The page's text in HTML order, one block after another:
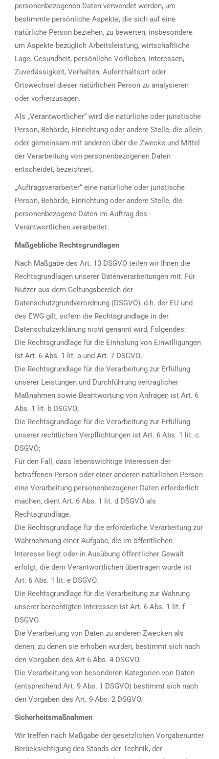
personenbezogenen Daten verwendet werden, um
bestimmte persönliche Aspekte, die sich auf eine
natürliche Person beziehen, zu bewerten, insbesondere
um Aspekte bezüglich Arbeitsleistung, wirtschaftliche
Lage, Gesundheit, persönliche Vorlieben, Interessen,
Zuverlässigkeit, Verhalten, Aufenthaltsort oder
Ortswechsel dieser natürlichen Person zu analysieren
oder vorherzusagen.
Als „Verantwortlicher“ wird die natürliche oder juristische
Person, Behörde, Einrichtung oder andere Stelle, die allein
oder gemeinsam mit anderen über die Zwecke und Mittel
der Verarbeitung von personenbezogenen Daten
entscheidet, bezeichnet.
„Auftragsverarbeiter“ eine natürliche oder juristische
Person, Behörde, Einrichtung oder andere Stelle, die
personenbezogene Daten im Auftrag des
Verantwortlichen verarbeitet.
Maßgebliche Rechtsgrundlagen
Nach Maßgabe des Art. 13 DSGVO teilen wir Ihnen die
Rechtsgrundlagen unserer Datenverarbeitungen mit. Für
Nutzer aus dem Geltungsbereich der
Datenschutzgrundverordnung (DSGVO), d.h. der EU und
des EWG gilt, sofern die Rechtsgrundlage in der
Datenschutzerklärung nicht genannt wird, Folgendes:
Die Rechtsgrundlage für die Einholung von Einwilligungen
ist Art. 6 Abs. 1 lit. a und Art. 7 DSGVO;
Die Rechtsgrundlage für die Verarbeitung zur Erfüllung
unserer Leistungen und Durchführung vertraglicher
Maßnahmen sowie Beantwortung von Anfragen ist Art. 6
Abs. 1 lit. b DSGVO;
Die Rechtsgrundlage für die Verarbeitung zur Erfüllung
unserer rechtlichen Verpflichtungen ist Art. 6 Abs. 1 lit. c
DSGVO;
Für den Fall, dass lebenswichtige Interessen der
betroffenen Person oder einer anderen natürlichen Person
eine Verarbeitung personenbezogener Daten erforderlich
machen, dient Art. 6 Abs. 1 lit. d DSGVO als
Rechtsgrundlage.
Die Rechtsgrundlage für die erforderliche Verarbeitung zur
Wahrnehmung einer Aufgabe, die im öffentlichen
Interesse liegt oder in Ausübung öffentlicher Gewalt
erfolgt, die dem Verantwortlichen übertragen wurde ist
Art. 6 Abs. 1 lit. e DSGVO.
Die Rechtsgrundlage für die Verarbeitung zur Wahrung
unserer berechtigten Interessen ist Art. 6 Abs. 1 lit. f
DSGVO.
Die Verarbeitung von Daten zu anderen Zwecken als
denen, zu denen sie erhoben wurden, bestimmt sich nach
den Vorgaben des Art 6 Abs. 4 DSGVO.
Die Verarbeitung von besonderen Kategorien von Daten
(entsprechend Art. 9 Abs. 1 DSGVO) bestimmt sich nach
den Vorgaben des Art. 9 Abs. 2 DSGVO.
Sicherheitsmaßnahmen
Wir treffen nach Maßgabe der gesetzlichen Vorgabenunter
Berücksichtigung des Stands der Technik, der